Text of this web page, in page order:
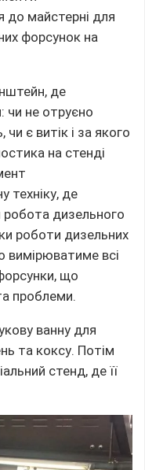
майстерні для
форсунок на
де
чи не отруєно
є витік і за якого
на стенді
техніку, де
робота дизельного
роботи дизельних
вимірюватиме всі
що
проблеми.
ванну для
та коксу. Потім
стенд, де її